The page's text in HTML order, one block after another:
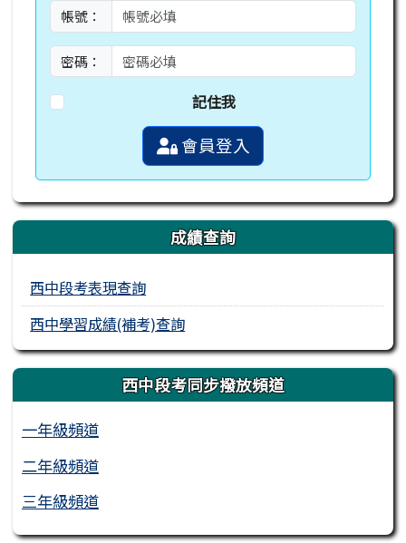
帳號：
密碼：
記住我
會員登入
成績查詢
西中段考表現查詢
西中學習成績(補考)查詢
西中段考同步撥放頻道
一年級頻道
二年級頻道
三年級頻道